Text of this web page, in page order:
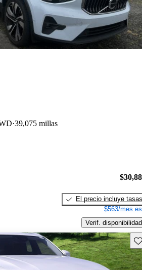
39,075 millas
El precio incluye tasas
$563/mes
Verif. disponibilidad